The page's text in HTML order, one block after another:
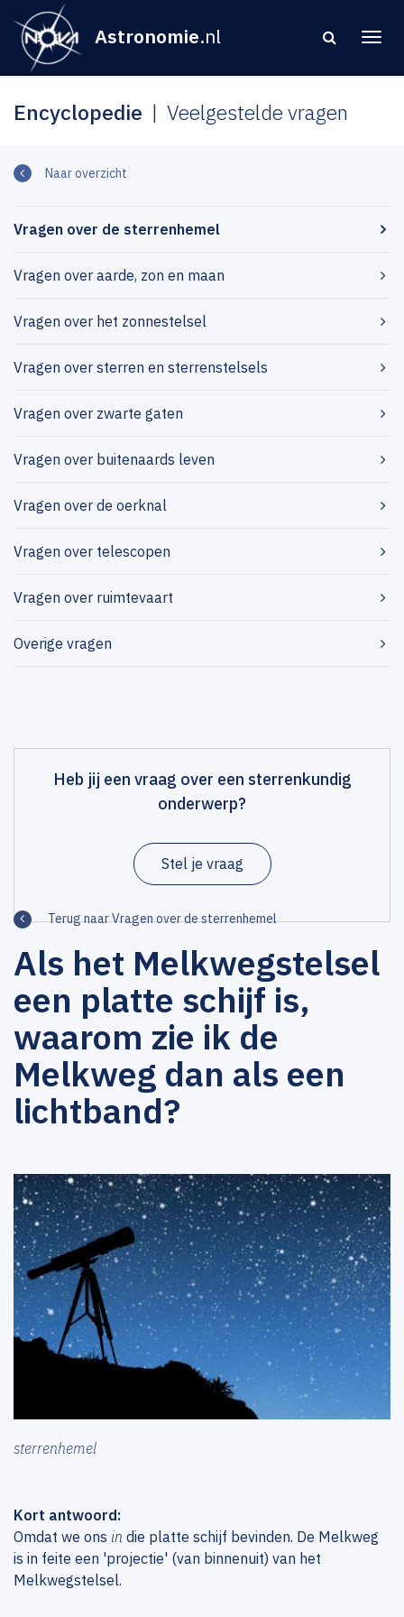
Astronomie.nl
Encyclopedie Veelgestelde vragen
Naar overzicht
Vragen over de sterrenhemel
Vragen over aarde, zon en maan
Vragen over het zonnestelsel
Vragen over sterren en sterrenstelsels
Vragen over zwarte gaten
Vragen over buitenaards leven
Vragen over de oerknal
Vragen over telescopen
Vragen over ruimtevaart
Overige vragen
Heb jij een vraag over een sterrenkundig
onderwerp?
Stel je vraag
Terug naar Vragen over de sterrenhemel
Als het Melkwegstelsel
een platte schijf is,
waarom zie ik de
Melkweg dan als een
lichtband?
sterrenhemel
Kort antwoord:
Omdat we ons in die platte schijf bevinden. De Melkweg
is in feite een 'projectie' (van binnenuit) van het
Melkwegstelsel.